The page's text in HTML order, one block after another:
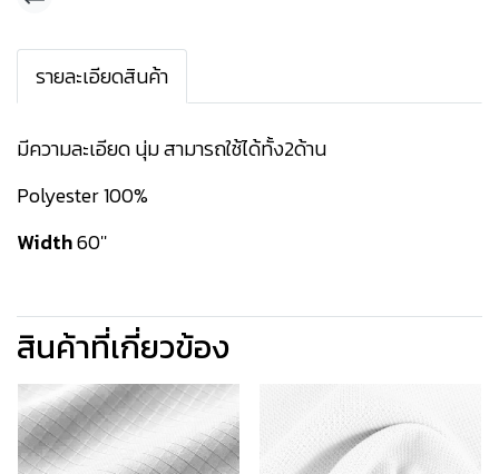
รายละเอียดสินค้า
มีความละเอียด นุ่ม สามารถใช้ได้ทั้ง2ด้าน
Polyester 100%
Width60''
สินค้าที่เกี่ยวข้อง